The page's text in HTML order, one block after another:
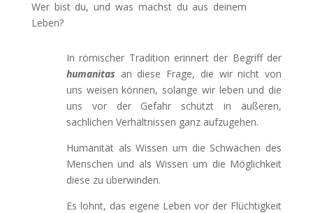
Wer bist du, und was machst du aus deinem
Leben?
In römischer Tradition erinnert der Begriff der
humanitas an diese Frage, die wir nicht von
uns weisen können, solange wir leben und die
uns vor der Gefahr schützt in äußeren,
sachlichen Verhältnissen ganz aufzugehen.
Humanität als Wissen um die Schwächen des
Menschen und als Wissen um die Möglichkeit
diese zu überwinden.
Es lohnt, das eigene Leben vor der Flüchtigkeit